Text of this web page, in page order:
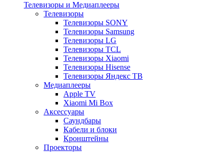
Телевизоры и Медиаплееры
Телевизоры
Телевизоры SONY
Телевизоры Samsung
Телевизоры LG
Телевизоры TCL
Телевизоры Xiaomi
Телевизоры Hisense
Телевизоры Яндекс ТВ
Медиаплееры
Apple TV
Xiaomi Mi Box
Аксессуары
Саундбары
Кабели и блоки
Кронштейны
Проекторы